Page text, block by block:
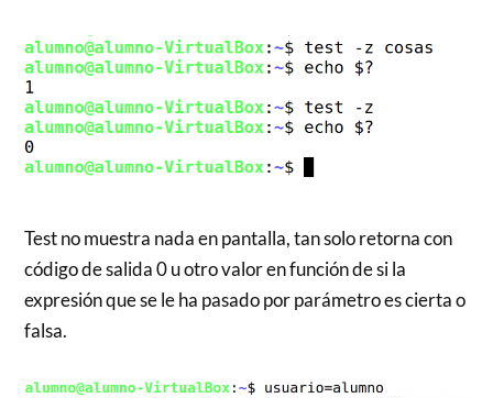
Test no muestra nada en pantalla, tan solo retorna con
código de salida 0 u otro valor en función de si la
expresión que se le ha pasado por parámetro es cierta o
falsa.